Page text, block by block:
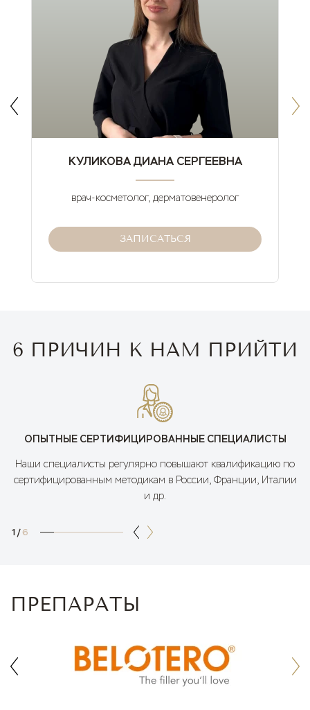
КУЛИКОВА ДИАНА СЕРГЕЕВНА
врач-косметолог, дерматовенеролог
ЗАПИСАТЬСЯ
6 ПРИЧИН К НАМ ПРИЙТИ
ОПЫТНЫЕ СЕРТИФИЦИРОВАННЫЕ СПЕЦИАЛИСТЫ
Наши специалисты регулярно повышают квалификацию по
сертифицированным методикам в России, Франции, Италии
и др.
1 / 6
ПРЕПАРАТЫ